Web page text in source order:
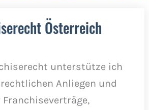
Österreich
unterstütze ich
Anliegen und
Franchiseverträge,